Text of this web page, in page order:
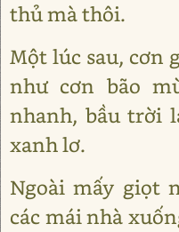
thủ mà thôi.
Một lúc sau, cơn
như cơn bão
nhanh, bầu trời
xanh lơ.
Ngoài mấy giọt
các mái nhà